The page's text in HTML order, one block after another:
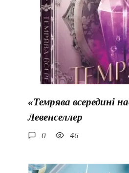
«Темрява всередині
Левенселлер
0 46